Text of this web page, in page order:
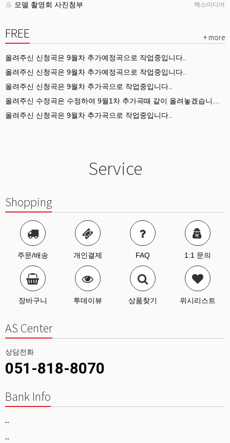
맥스미디어
모델 촬영회 사진첨부
+ more
FREE
올려주신 신청곡은 9월차 추가예정곡으로 작업중입니다..
올려주신 신청곡은 9월차 추가예정곡으로 작업중입니다..
올려주신 신청곡은 9월차 추가곡으로 작업중입니다..
올려주신 수정곡은 수정하여 9월1차 추가곡때 같이 올려놓겠습니다..
올려주신 신청곡은 9월차 추가곡으로 작업중입니다..
Service
Shopping
주문/배송 개인결제 FAQ 1:1 문의
장바구니 투데이뷰 상품찾기 위시리스트
AS Center
상담전화
051-818-8070
Bank Info
..
..